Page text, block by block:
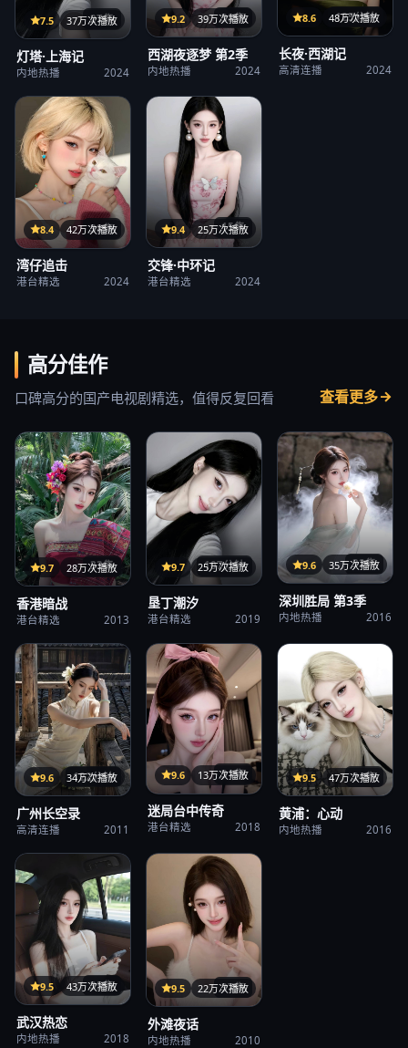
27集
7.5 37万次播放
灯塔·上海记
内地热播 2024
38集
9.2 39万次播放
西湖夜逐梦 第2季
内地热播 2024
125分钟
8.6 48万次播放
长夜·西湖记
高清连播 2024
38集
8.4 42万次播放
湾仔追击
港台精选 2024
15集
9.4 25万次播放
交锋·中环记
港台精选 2024
高分佳作
口碑高分的国产电视剧精选，值得反复回看 查看更多
33集
9.7 28万次播放
香港暗战
港台精选 2013
107分钟
9.7 25万次播放
垦丁潮汐
港台精选 2019
32集
9.6 35万次播放
深圳胜局 第3季
内地热播 2016
122分钟
9.6 34万次播放
广州长空录
高清连播 2011
31集
9.6 13万次播放
迷局台中传奇
港台精选 2018
24集
9.5 47万次播放
黄浦：心动
内地热播 2016
35集
9.5 43万次播放
武汉热恋
内地热播 2018
37集
9.5 22万次播放
外滩夜话
内地热播 2010